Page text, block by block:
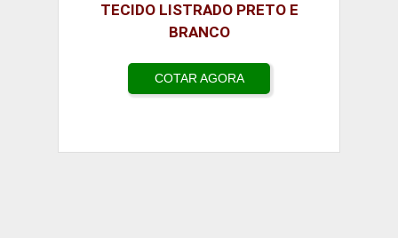
TECIDO LISTRADO PRETO E
BRANCO
COTAR AGORA